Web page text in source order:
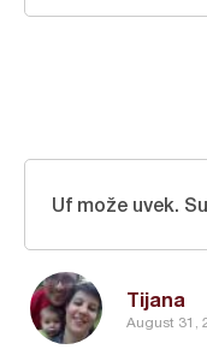
Tijana
August 31,
Uf može uvek.